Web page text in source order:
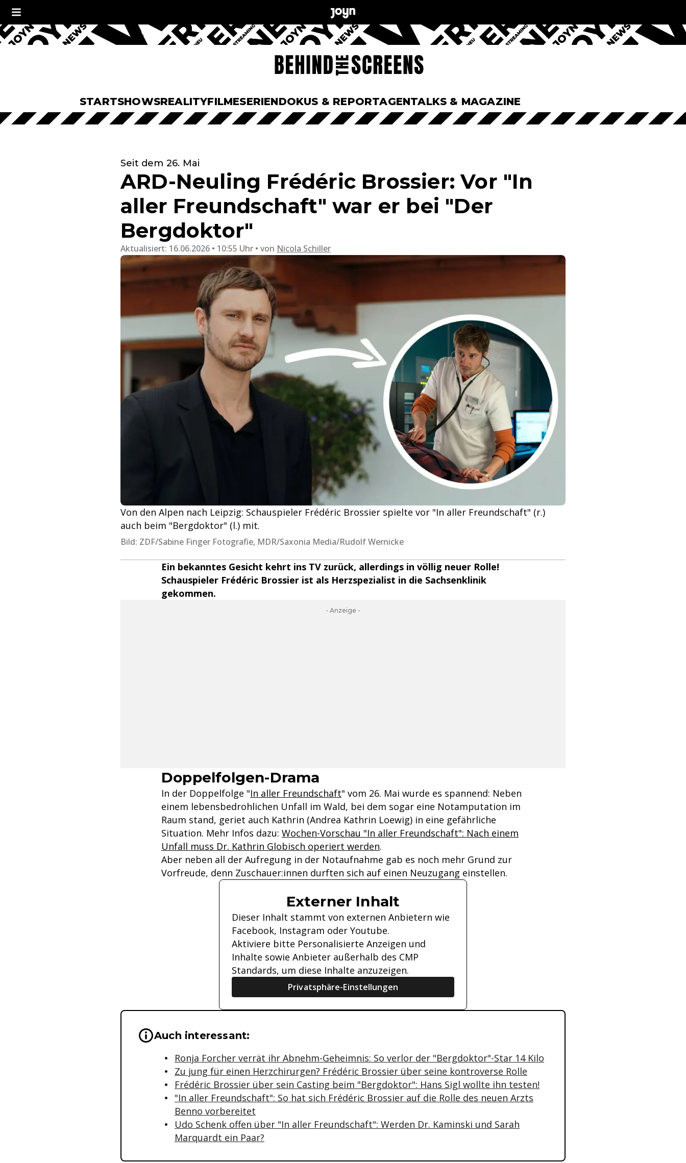
STARTSHOWSREALITYFILMESERIENDOKUS & REPORTAGENTALKS & MAGAZINE
Seit dem 26. Mai
ARD-Neuling Frédéric Brossier: Vor "In
aller Freundschaft" war er bei "Der
Bergdoktor"
Aktualisiert: 16.06.2026 • 10:55 Uhr von Nicola Schiller
Von den Alpen nach Leipzig: Schauspieler Frédéric Brossier spielte vor "In aller Freundschaft" (r.)
auch beim "Bergdoktor" (l.) mit.
Bild: ZDF/Sabine Finger Fotografie, MDR/Saxonia Media/Rudolf Wernicke
Ein bekanntes Gesicht kehrt ins TV zurück, allerdings in völlig neuer Rolle!
Schauspieler Frédéric Brossier ist als Herzspezialist in die Sachsenklinik
gekommen.
- Anzeige -
Doppelfolgen-Drama
In der Doppelfolge "In aller Freundschaft" vom 26. Mai wurde es spannend: Neben
einem lebensbedrohlichen Unfall im Wald, bei dem sogar eine Notamputation im
Raum stand, geriet auch Kathrin (Andrea Kathrin Loewig) in eine gefährliche
Situation. Mehr Infos dazu: Wochen-Vorschau "In aller Freundschaft": Nach einem
Unfall muss Dr. Kathrin Globisch operiert werden.
Aber neben all der Aufregung in der Notaufnahme gab es noch mehr Grund zur
Vorfreude, denn Zuschauer:innen durften sich auf einen Neuzugang einstellen.
Externer Inhalt
Dieser Inhalt stammt von externen Anbietern wie
Facebook, Instagram oder Youtube.
Aktiviere bitte Personalisierte Anzeigen und
Inhalte sowie Anbieter außerhalb des CMP
Standards, um diese Inhalte anzuzeigen.
Privatsphäre-Einstellungen
Wichtige Hinweise & Informationen zum Inhalt
Auch interessant:
Ronja Forcher verrät ihr Abnehm-Geheimnis: So verlor der "Bergdoktor"-Star 14 Kilo
Zu jung für einen Herzchirurgen? Frédéric Brossier über seine kontroverse Rolle
Frédéric Brossier über sein Casting beim "Bergdoktor": Hans Sigl wollte ihn testen!
"In aller Freundschaft": So hat sich Frédéric Brossier auf die Rolle des neuen Arzts
Benno vorbereitet
Udo Schenk offen über "In aller Freundschaft": Werden Dr. Kaminski und Sarah
Marquardt ein Paar?